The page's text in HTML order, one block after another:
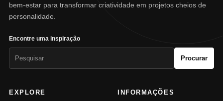
bem-estar para transformar criatividade em projetos cheios de
personalidade.
Encontre uma inspiração
Procurar
EXPLORE INFORMAÇÕES